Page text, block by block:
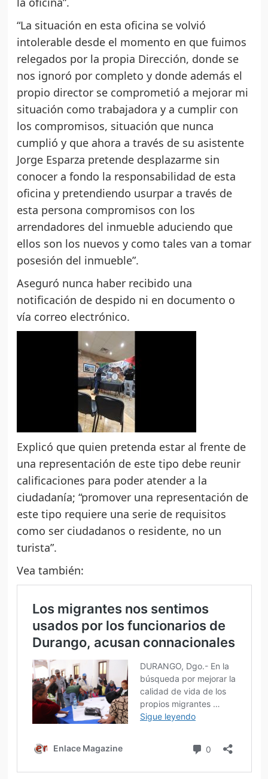
“La situación en esta oficina se volvió
intolerable desde el momento en que fuimos
relegados por la propia Dirección, donde se
nos ignoró por completo y donde además el
propio director se comprometió a mejorar mi
situación como trabajadora y a cumplir con
los compromisos, situación que nunca
cumplió y que ahora a través de su asistente
Jorge Esparza pretende desplazarme sin
conocer a fondo la responsabilidad de esta
oficina y pretendiendo usurpar a través de
esta persona compromisos con los
arrendadores del inmueble aduciendo que
ellos son los nuevos y como tales van a tomar
posesión del inmueble”.
Aseguró nunca haber recibido una
notificación de despido ni en documento o
vía correo electrónico.
Explicó que quien pretenda estar al frente de
una representación de este tipo debe reunir
calificaciones para poder atender a la
ciudadanía; “promover una representación de
este tipo requiere una serie de requisitos
como ser ciudadanos o residente, no un
turista”.
Vea también: